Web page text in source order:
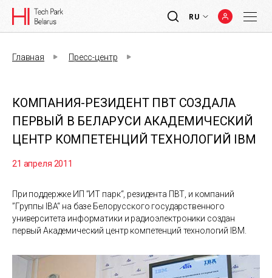
RU
Главная Пресс-центр
КОМПАНИЯ-РЕЗИДЕНТ ПВТ СОЗДАЛА
ПЕРВЫЙ В БЕЛАРУСИ АКАДЕМИЧЕСКИЙ
ЦЕНТР КОМПЕТЕНЦИЙ ТЕХНОЛОГИЙ IBM
21 апреля 2011
При поддержке ИП ”ИТ парк“, резидента ПВТ, и компаний
”Группы IBA“ на базе Белорусского государственного
университета информатики и радиоэлектроники создан
первый Академический центр компетенций технологий IBM.